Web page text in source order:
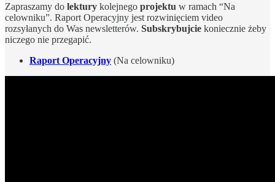
Zapraszamy do lektury kolejnego projektu w ramach “Na
celowniku”. Raport Operacyjny jest rozwinięciem video
rozsyłanych do Was newsletterów. Subskrybujcie koniecznie żeby
niczego nie przegapić.
Raport Operacyjny (Na celowniku)